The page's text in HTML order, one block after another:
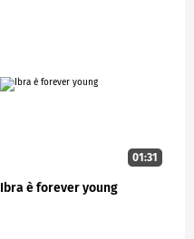
01:31
Ibra è forever young